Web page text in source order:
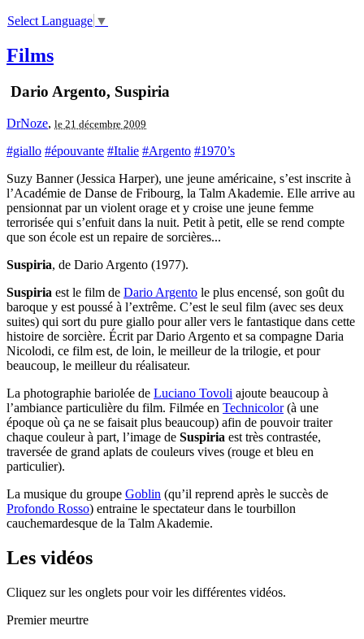
Select Language ▼
Films
Dario Argento, Suspiria
DrNoze, le 21 décembre 2009
#giallo #épouvante #Italie #Argento #1970’s
Suzy Banner (Jessica Harper), une jeune américaine, s’est inscrite à
l’Académie de Danse de Fribourg, la Talm Akademie. Elle arrive au
pensionnat par un violent orage et y croise une jeune femme
terrorisée qui s’enfuit dans la nuit. Petit à petit, elle se rend compte
que son école est un repaire de sorcières...
Suspiria, de Dario Argento (1977).
Suspiria est le film de Dario Argento le plus encensé, son goût du
baroque y est poussé à l’extrême. C’est le seul film (avec ses deux
suites) qui sort du pure giallo pour aller vers le fantastique dans cette
histoire de sorcière. Écrit par Dario Argento et sa compagne Daria
Nicolodi, ce film est, de loin, le meilleur de la trilogie, et pour
beaucoup, le meilleur du réalisateur.
La photographie bariolée de Luciano Tovoli ajoute beaucoup à
l’ambiance particulière du film. Filmée en Technicolor(à une
époque où ça ne se faisait plus beaucoup) afin de pouvoir traiter
chaque couleur à part, l’image de Suspiria est très contrastée,
traversée de grand aplats de couleurs vives (rouge et bleu en
particulier).
La musique du groupe Goblin (qu’il reprend après le succès de
Profondo Rosso) entraine le spectateur dans le tourbillon
cauchemardesque de la Talm Akademie.
Les vidéos
Cliquez sur les onglets pour voir les différentes vidéos.
Premier meurtre